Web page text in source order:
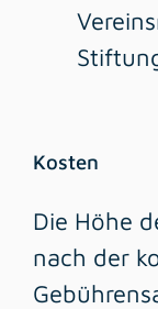
Kosten
Die Höhe
nach der